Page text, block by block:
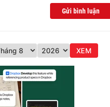
Gửi bình luận
XEM